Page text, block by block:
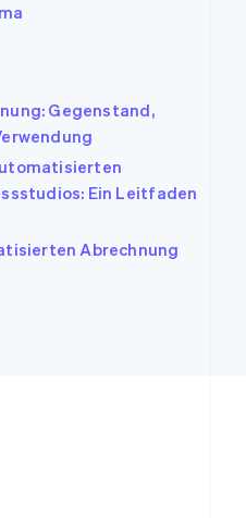
Gegenstand,
Ein Leitfaden
Abrechnung